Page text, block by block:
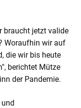
braucht jetzt valide
Woraufhin wir auf
die wir bis heute
berichtet Mütze
der Pandemie.